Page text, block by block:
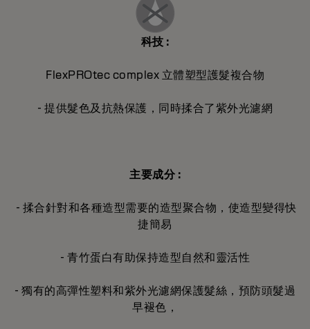
科技 :
FlexPROtec complex 立體塑型護髮複合物
- 提供髮色及抗熱保護，同時揉合了紫外光濾網
主要成分 :
- 揉合針對和各種造型需要的造型聚合物，使造型變得快
捷簡易
- 青竹蛋白有助保持造型自然和靈活性
- 獨有的高彈性塑料和紫外光濾網保護髮絲，預防頭髮過
早褪色，